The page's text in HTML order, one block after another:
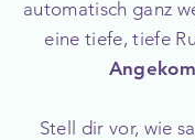
automatisch ganz
eine tiefe, tiefe
Stell dir vor, wie